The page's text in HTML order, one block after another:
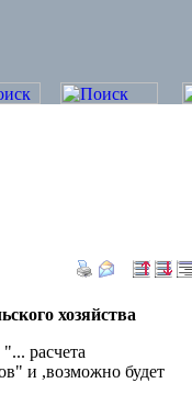
хозяйства
расчета
и ,возможно будет